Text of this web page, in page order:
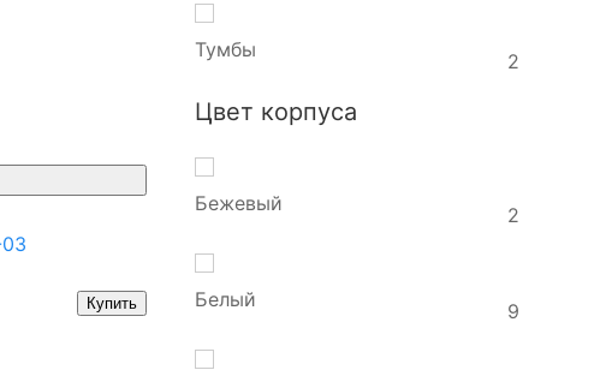
Тумбы 2
Цвет корпуса
Бежевый 2
Белый 9
Купить